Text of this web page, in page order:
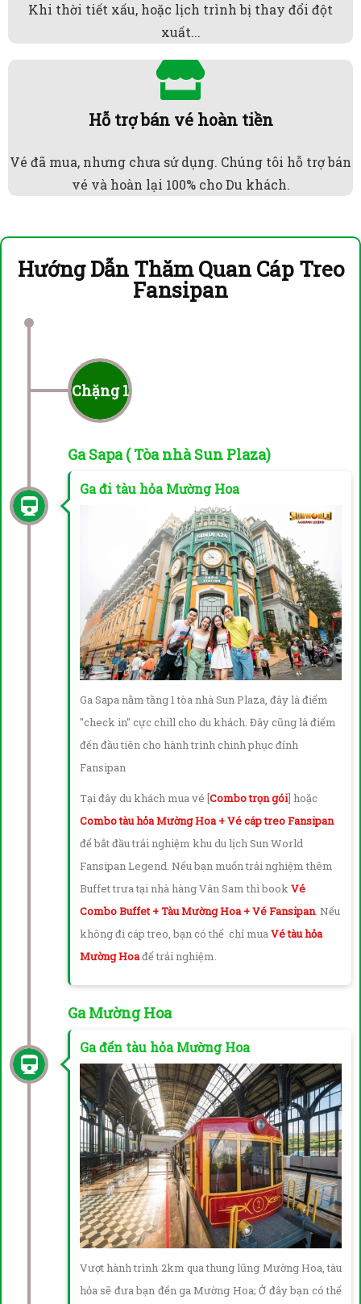
Khi thời tiết xấu, hoặc lịch trình bị thay đổi đột
xuất...
Hỗ trợ bán vé hoàn tiền
Vé đã mua, nhưng chưa sử dụng. Chúng tôi hỗ trợ bán
vé và hoàn lại 100% cho Du khách.
Hướng Dẫn Thăm Quan Cáp Treo
Fansipan
Chặng 1
Ga Sapa ( Tòa nhà Sun Plaza)
Ga đi tàu hỏa Mường Hoa
Ga Sapa nằm tầng 1 tòa nhà Sun Plaza, đây là điểm
"check in" cực chill cho du khách. Đây cũng là điểm
đến đầu tiên cho hành trình chinh phục đỉnh
Fansipan
Tại đây du khách mua vé [Combo trọn gói] hoặc
Combo tàu hỏa Mường Hoa + Vé cáp treo Fansipan
để bắt đầu trải nghiệm khu du lịch Sun World
Fansipan Legend. Nếu bạn muốn trải nghiệm thêm
Buffet trưa tại nhà hàng Vân Sam thì bookVé
Combo Buffet + Tàu Mường Hoa + Vé Fansipan. Nếu
không đi cáp treo, bạn có thể chỉ muaVé tàu hỏa
Mường Hoađể trải nghiệm.
Ga Mường Hoa
Ga đến tàu hỏa Mường Hoa
Vượt hành trình 2km qua thung lũng Mường Hoa, tàu
hỏa sẽ đưa bạn đến ga Mường Hoa; Ở đây bạn có thể